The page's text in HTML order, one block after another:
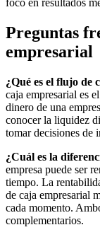
Preguntas
empresarial
¿Qué es el flujo de
caja empresarial es
dinero de una
conocer la liquidez
tomar decisiones de
¿Cuál es la
empresa puede ser
tiempo. La
de caja empresarial
cada momento.
complementarios.